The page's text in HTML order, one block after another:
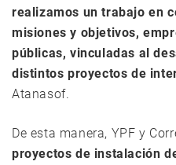
realizamos un trabajo en
misiones y objetivos,
públicas, vinculadas al
distintos proyectos de
Atanasof.
De esta manera, YPF y
proyectos de instalación